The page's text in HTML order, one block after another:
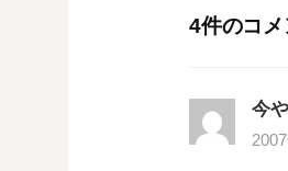
ビ
ゲ
ー
4件のコメ
今